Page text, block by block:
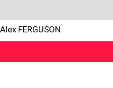
Alex FERGUSON